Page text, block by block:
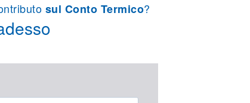
sul Conto Termico?